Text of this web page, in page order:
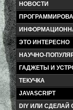
НОВОСТИ
ЭТО ИНТЕРЕСНО
НАУЧНО-
ГАДЖЕТЫ И
ТЕКУЧКА
JAVASCRIPT
DIY ИЛИ СДЕЛАЙ